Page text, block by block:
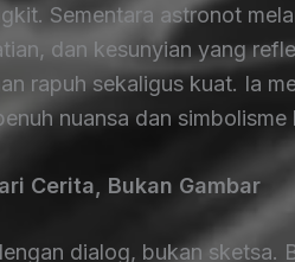
Sementara astronot
dan kesunyian yang
rapuh sekaligus kuat. Ia
nuansa dan simbolisme
Cerita, Bukan Gambar
dialog, bukan sketsa.